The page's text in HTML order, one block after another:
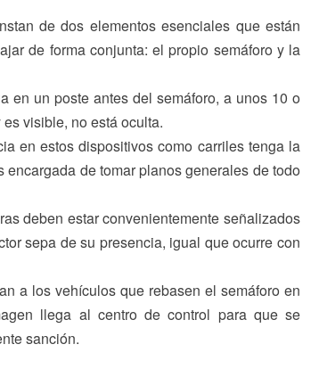
de dos elementos esenciales que están
de forma conjunta: el propio semáforo y la
en un poste antes del semáforo, a unos 10 o
visible, no está oculta.
en estos dispositivos como carriles tenga la
de tomar planos generales de todo
deben estar convenientemente señalizados
sepa de su presencia, igual que ocurre con
a los vehículos que rebasen el semáforo en
llega al centro de control para que se
sanción.